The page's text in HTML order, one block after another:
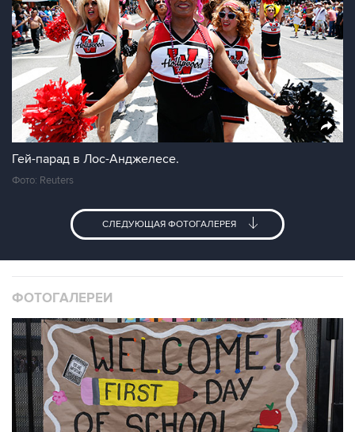
Гей-парад в Лос-Анджелесе.
Фото: Reuters
СЛЕДУЮЩАЯ ФОТОГАЛЕРЕЯ
ФОТОГАЛЕРЕИ